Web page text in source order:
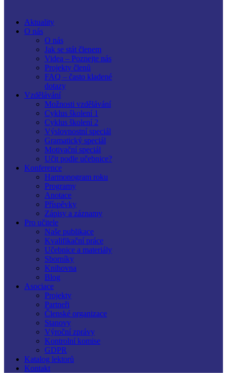
Aktuality
O nás
O nás
Jak se stát členem
Videa – Poznejte nás
Projekty členů
FAQ – často kladené
dotazy
Vzdělávání
Možnosti vzdělávání
Cyklus školení 1
Cyklus školení 2
Výslovnostní speciál
Gramatický speciál
Motivační speciál
Učit podle učebnice?
Konference
Harmonogram roku
Programy
Anotace
Příspěvky
Zápisy a záznamy
Pro učitele
Naše publikace
Kvalifikační práce
Učebnice a materiály
Sborníky
Knihovna
Blog
Asociace
Projekty
Partneři
Členské organizace
Stanovy
Výroční zprávy
Kontrolní komise
GDPR
Katalog lektorů
Kontakt